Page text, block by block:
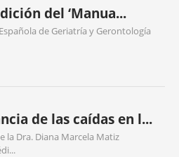
del ‘Manua...
de Geriatría y Gerontología
de las caídas en l...
la Dra. Diana Marcela Matiz